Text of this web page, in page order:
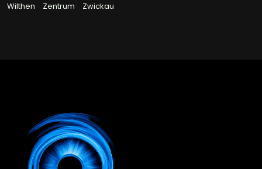
Wilthen
Zentrum Zwickau